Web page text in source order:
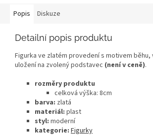
Popis Diskuze
Detailní popis produktu
Figurka ve zlatém provedení s motivem běhu,
uložení na zvolený podstavec (není v ceně).
rozměry produktu
celková výška: 8cm
barva: zlatá
materiál: plast
styl: moderní
kategorie: Figurky